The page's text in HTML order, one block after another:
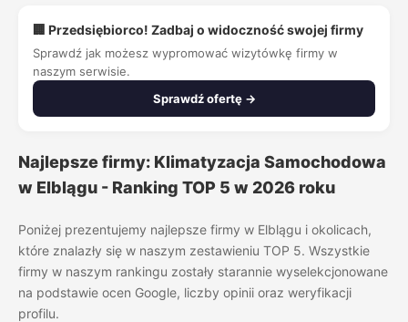
🏢 Przedsiębiorco! Zadbaj o widoczność swojej firmy
Sprawdź jak możesz wypromować wizytówkę firmy w
naszym serwisie.
Sprawdź ofertę →
Najlepsze firmy: Klimatyzacja Samochodowa
w Elblągu - Ranking TOP 5 w 2026 roku
Poniżej prezentujemy najlepsze firmy w Elblągu i okolicach,
które znalazły się w naszym zestawieniu TOP 5. Wszystkie
firmy w naszym rankingu zostały starannie wyselekcjonowane
na podstawie ocen Google, liczby opinii oraz weryfikacji
profilu.